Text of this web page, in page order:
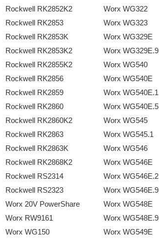
Rockwell RK2852K2
Worx WG322
Rockwell RK2853
Worx WG323
Rockwell RK2853K
Worx WG329E
Rockwell RK2853K2
Worx WG329E.9
Rockwell RK2855K2
Worx WG540
Rockwell RK2856
Worx WG540E
Rockwell RK2859
Worx WG540E.1
Rockwell RK2860
Worx WG540E.5
Rockwell RK2860K2
Worx WG545
Rockwell RK2863
Worx WG545.1
Rockwell RK2863K
Worx WG546
Rockwell RK2868K2
Worx WG546E
Rockwell RS2314
Worx WG546E.2
Rockwell RS2323
Worx WG546E.9
Worx 20V PowerShare
Worx WG548E
Worx RW9161
Worx WG548E.9
Worx WG150
Worx WG549E